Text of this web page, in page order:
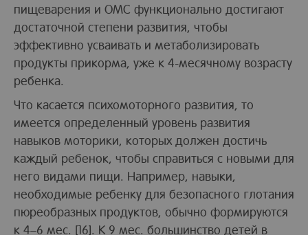
пищеварения и ОМС функционально достигают
достаточной степени развития, чтобы
эффективно усваивать и метаболизировать
продукты прикорма, уже к 4-месячному возрасту
ребенка.
Что касается психомоторного развития, то
имеется определенный уровень развития
навыков моторики, которых должен достичь
каждый ребенок, чтобы справиться с новыми для
него видами пищи. Например, навыки,
необходимые ребенку для безопасного глотания
пюреобразных продуктов, обычно формируются
к 4–6 мес. [16]. К 9 мес. большинство детей в